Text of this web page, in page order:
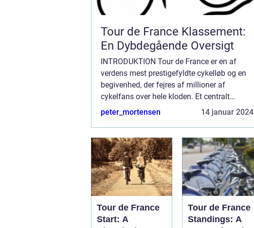
Tour de France Klassement:
En Dybdegående Oversigt
INTRODUKTION Tour de France er en af
verdens mest prestigefyldte cykelløb og en
begivenhed, der fejres af millioner af
cykelfans over hele kloden. Et centralt
element i dette ikoniske løb er klassementet,
peter_mortensen 14 januar 2024
Tour de France
Start: A
Tour de France
Standings: A